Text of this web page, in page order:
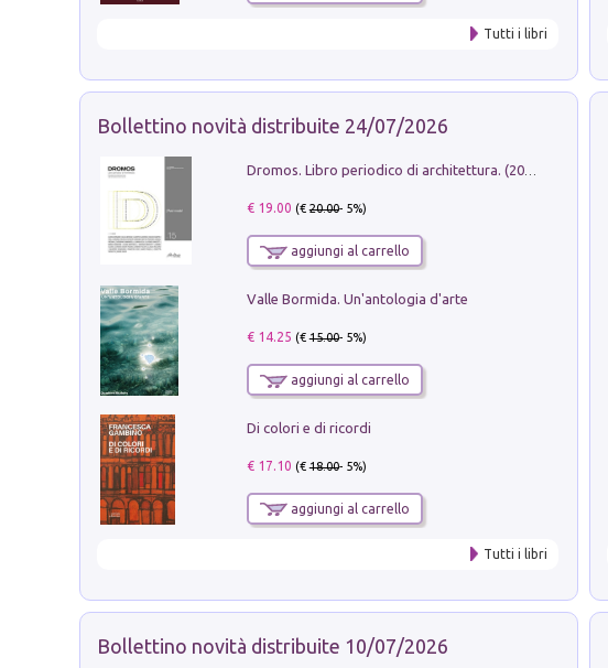
Tutti i libri
Bollettino novità distribuite 24/07/2026
Dromos. Libro periodico di architettura. (2026). Vol. 15: Post-model
€ 19.00 (€20.00- 5%)
aggiungi al carrello
Valle Bormida. Un'antologia d'arte
€ 14.25 (€15.00- 5%)
aggiungi al carrello
Di colori e di ricordi
€ 17.10 (€18.00- 5%)
aggiungi al carrello
Tutti i libri
Bollettino novità distribuite 10/07/2026